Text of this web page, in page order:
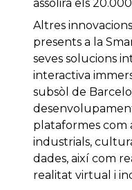
assolirà els
Altres
presents a la
seves solucions
interactiva
subsòl de
plataformes com
industrials,
dades, així com
realitat virtual i